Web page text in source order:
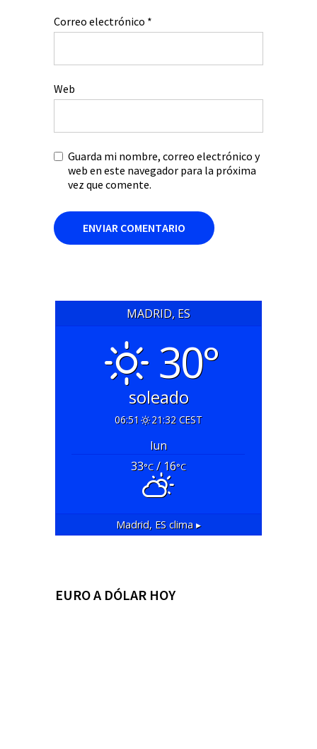
Correo electrónico *
Web
Guarda mi nombre, correo electrónico y
web en este navegador para la próxima
vez que comente.
MADRID, ES
30°
soleado
06:51 21:32 CEST
lun
33°C/ 16°C
Madrid, ES clima ▸
EURO A DÓLAR HOY